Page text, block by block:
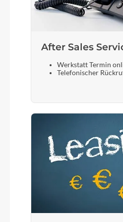
After Sales
Werkstatt Termin
Telefonischer